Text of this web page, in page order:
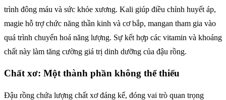
trình đông máu và sức khỏe xương. Kali giúp điều chỉnh huyết áp,
magie hỗ trợ chức năng thần kinh và cơ bắp, mangan tham gia vào
quá trình chuyển hoá năng lượng. Sự kết hợp các vitamin và khoáng
chất này làm tăng cường giá trị dinh dưỡng của đậu rồng.
Chất xơ: Một thành phần không thể thiếu
Đậu rồng chứa lượng chất xơ đáng kể, đóng vai trò quan trọng